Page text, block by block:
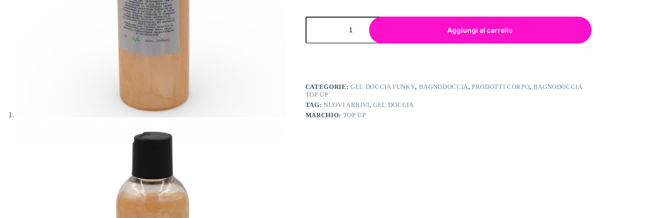
Aggiungi al carrello
CATEGORIE: GEL DOCCIA FUNKY, BAGNODOCCIA,PRODOTTI CORPO, BAGNODOCCIA
TOP UP
TAG:NUOVI ARRIVI,GEL DOCCIA
MARCHIO: TOP UP